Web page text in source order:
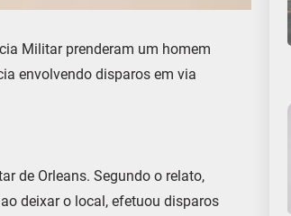
Militar prenderam um homem
envolvendo disparos em via
de Orleans. Segundo o relato,
deixar o local, efetuou disparos